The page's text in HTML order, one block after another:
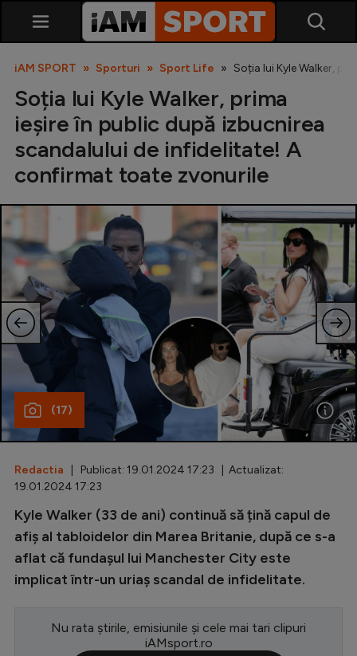
SuperLiga
Liga 2
Cupa României
Echipa Națională
U21
Fotbal feminin
Special
Diverse
Inedit
Clasamente
Champions League
Europa League
CM 2026
iAM SPORT Sporturi Sport Life Soția lui Kyle Walker,
Soția lui Kyle Walker, prima
ieșire în public după izbucnirea
scandalului de infidelitate! A
confirmat toate zvonurile
(17)
Redactia | Publicat: 19.01.2024 17:23 | Actualizat:
19.01.2024 17:23
Kyle Walker (33 de ani) continuă să țină capul de
afiș al tabloidelor din Marea Britanie, după ce s-a
aflat că fundașul lui Manchester City este
implicat într-un uriaș scandal de infidelitate.
Nu rata știrile, emisiunile și cele mai tari clipuri
iAMsport.ro